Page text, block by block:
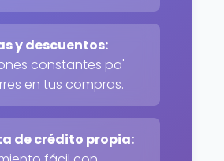
y descuentos:
constantes pa'
en tus compras.
de crédito propia: